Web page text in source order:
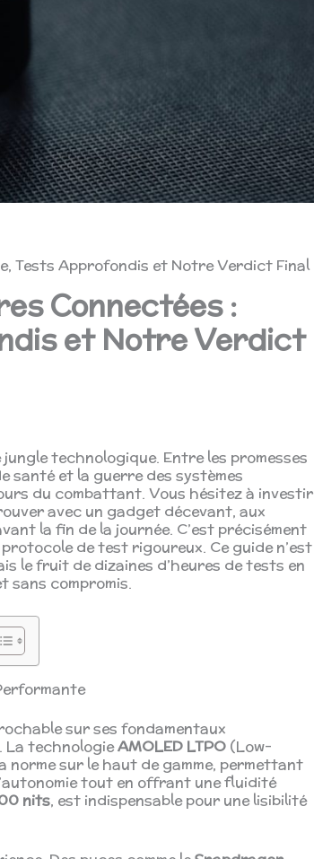
Tests Approfondis et Notre Verdict Final
Connectées :
et Notre Verdict
technologique. Entre les promesses
santé et la guerre des systèmes
du combattant. Vous hésitez à investir
avec un gadget décevant, aux
la fin de la journée. C’est précisément
de test rigoureux. Ce guide n’est
le fruit de dizaines d’heures de tests en
sans compromis.
sur ses fondamentaux
La technologieAMOLED LTPO (Low-
norme sur le haut de gamme, permettant
tout en offrant une fluidité
nits, est indispensable pour une lisibilité